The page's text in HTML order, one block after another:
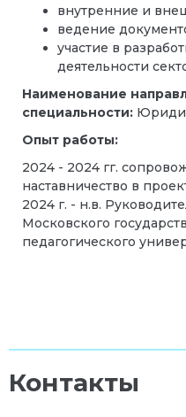
внутренние и
ведение
участие в
деятельности
Наименование
специальности:
Опыт работы:
2024 - 2024 гг.
наставничество в
2024 г. - н.в.
Московского
педагогического
Контакты